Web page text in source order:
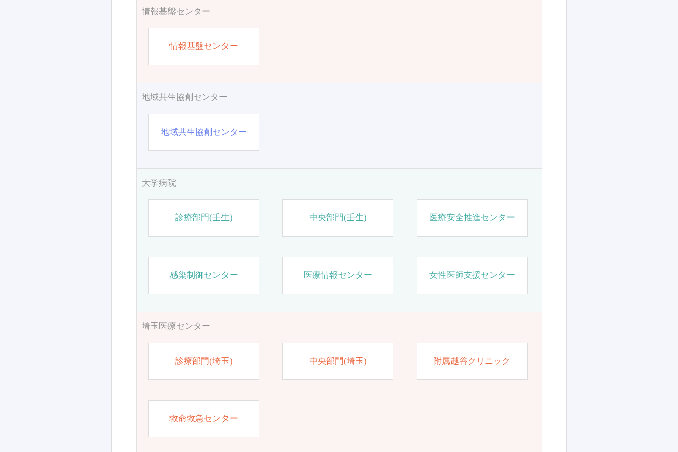
情報基盤センター
情報基盤センター
地域共生協創センター
地域共生協創センター
大学病院
診療部門(壬生) 中央部門(壬生) 医療安全推進センター
感染制御センター 医療情報センター 女性医師支援センター
埼玉医療センター
診療部門(埼玉) 中央部門(埼玉) 附属越谷クリニック
救命救急センター